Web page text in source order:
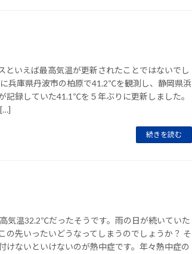
といえば最高気温が更新されたことではないでし
兵庫県丹波市の柏原で41.2℃を観測し、静岡県浜
記録していた41.1℃を５年ぶりに更新しました。
続きを読む
気温32.2℃だったそうです。雨の日が続いていた
の先いったいどうなってしまうのでしょうか？ そ
けないといけないのが熱中症です。年々熱中症の